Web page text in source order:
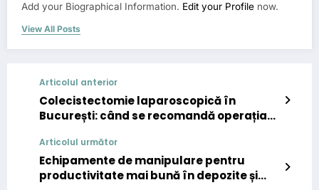
Add your Biographical Information. Edit your Profile now.
View All Posts
Articolul anterior
Colecistectomie laparoscopică în
București: când se recomandă operația
Articolul următor
Echipamente de manipulare pentru
productivitate mai bună în depozite și